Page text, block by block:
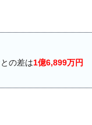
の差は1億6,899万円